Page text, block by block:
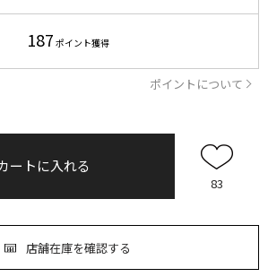
187 ポイント獲得
ポイントについて
ートに入れる
83
店舗在庫を確認する